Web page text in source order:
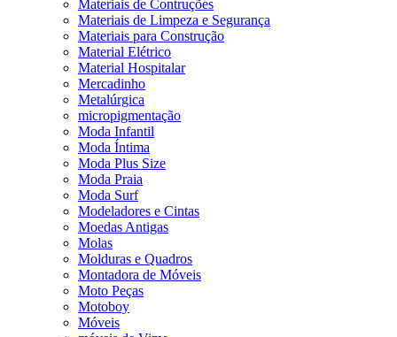
Materiais de Contruções
Materiais de Limpeza e Segurança
Materiais para Construção
Material Elétrico
Material Hospitalar
Mercadinho
Metalúrgica
micropigmentação
Moda Infantil
Moda Íntima
Moda Plus Size
Moda Praia
Moda Surf
Modeladores e Cintas
Moedas Antigas
Molas
Molduras e Quadros
Montadora de Móveis
Moto Peças
Motoboy
Móveis